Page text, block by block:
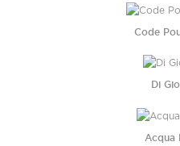
Code
Di
Acqua